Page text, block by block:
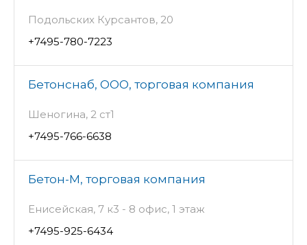
Подольских Курсантов, 20
+7495-780-7223
Бетонснаб, ООО, торговая компания
Шеногина, 2 ст1
+7495-766-6638
Бетон-М, торговая компания
Енисейская, 7 к3 - 8 офис, 1 этаж
+7495-925-6434